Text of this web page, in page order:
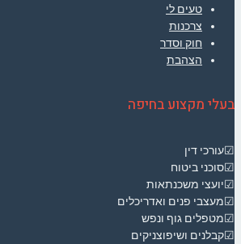
טעים לי
צרכנות
חוק וסדר
הצהבת
בעלי מקצוע בחיפה
☑עורכי דין
☑סוכני ביטוח
☑יועצי משכנתאות
☑מעצבי פנים ואדריכלים
☑מטפלים גוף ונפש
☑קבלנים ושיפוצניקים